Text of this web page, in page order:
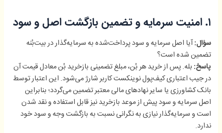
۱. امنیت سرمایه و تضمین بازگشت اصل و سود
سؤال:آیا اصل سرمایه و سود پرداخت‌شده به سرمایه‌گذار در بیت‌بُنه
تضمین شده است؟
پاسخ: بله. پس از خرید هر بُن، مبلغ تضمینی بازخرید بُن معادل قیمت آن
در جیب اعتباری کیف‌پول نوینکست کاربر شارژ می‌شود. این اعتبار توسط
بانک کشاورزی یا سایر نهادهای مالی معتبر تضمین می‌گردد؛ بنابراین
اصل سرمایه و سود پیش از موعد بازخرید نیز قابل استفاده و نقد شدن
است و سرمایه‌گذار نیازی به نگرانی نسبت به بازگشت وجه و سود خود
ندارد.